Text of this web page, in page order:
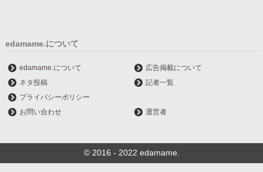
edamame.について
edamame.について
広告掲載について
ネタ投稿
記者一覧
プライバシーポリシー
お問い合わせ
運営者
© 2016 - 2022 edamame.